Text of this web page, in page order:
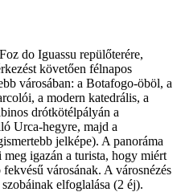
do Iguassu repülőterére,
követően félnapos
városában: a Botafogo-öböl, a
a modern katedrális, a
drótkötélpályán a
Urca-hegyre, majd a
jelképe). A panoráma
igazán a turista, hogy miért
városának. A városnézés
elfoglalása (2 éj).